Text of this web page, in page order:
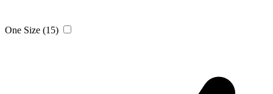
One Size (15)